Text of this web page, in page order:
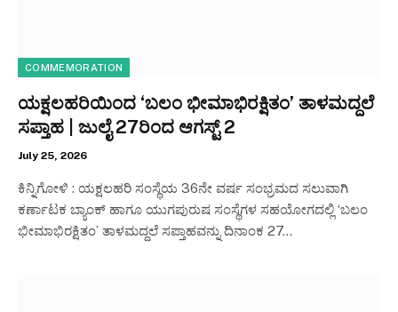
COMMEMORATION
ಯಕ್ಷಲಹರಿಯಿಂದ ‘ಬಲಂ ಭೀಮಾಭಿರಕ್ಷಿತಂ’ ತಾಳಮದ್ದಲೆ
ಸಪ್ತಾಹ | ಜುಲೈ 27ರಿಂದ ಆಗಸ್ಟ್ 2
July 25, 2026
ಕಿನ್ನಿಗೋಳಿ : ಯಕ್ಷಲಹರಿ ಸಂಸ್ಥೆಯ 36ನೇ ವರ್ಷ ಸಂಭ್ರಮದ ಸಲುವಾಗಿ
ಕರ್ಣಾಟಕ ಬ್ಯಾಂಕ್ ಹಾಗೂ ಯುಗಪುರುಷ ಸಂಸ್ಥೆಗಳ ಸಹಯೋಗದಲ್ಲಿ ‘ಬಲಂ
ಭೀಮಾಭಿರಕ್ಷಿತಂ’ ತಾಳಮದ್ದಲೆ ಸಪ್ತಾಹವನ್ನು ದಿನಾಂಕ 27…